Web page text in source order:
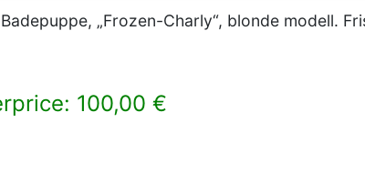
„Frozen-Charly“, blonde modell.
100,00 €